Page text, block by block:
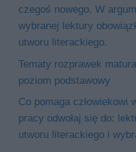
czegoś nowego. W
wybranej lektury
utworu literackiego.
Tematy rozprawek
poziom podstawowy
Co pomaga człowiekowi
pracy odwołaj się do:
utworu literackiego i